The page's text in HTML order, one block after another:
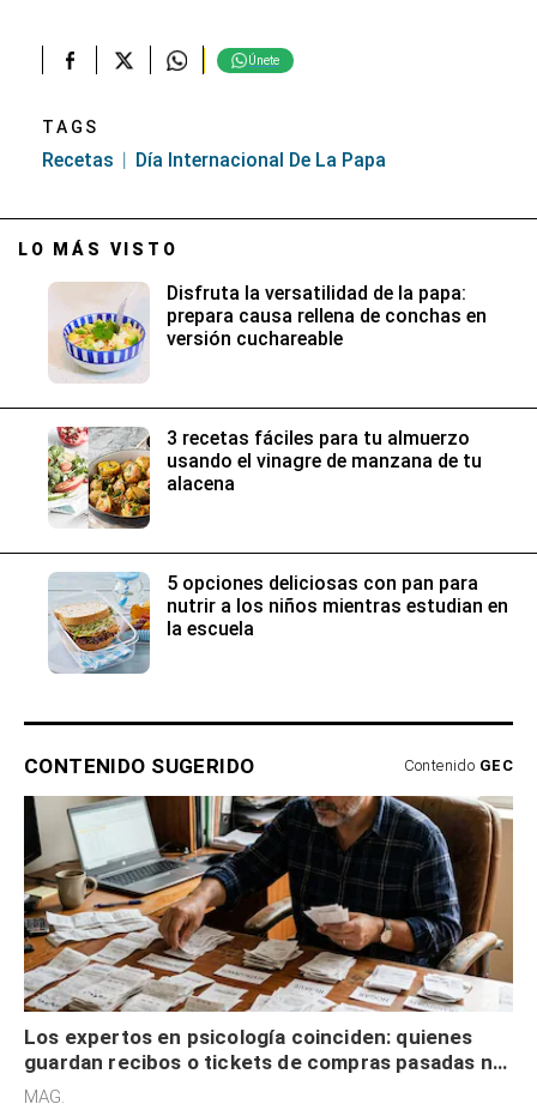
Únete
TAGS
Recetas Día Internacional De La Papa
LO MÁS VISTO
Disfruta la versatilidad de la papa:
prepara causa rellena de conchas en
versión cuchareable
3 recetas fáciles para tu almuerzo
usando el vinagre de manzana de tu
alacena
5 opciones deliciosas con pan para
nutrir a los niños mientras estudian en
la escuela
CONTENIDO SUGERIDO Contenido GEC
Los expertos en psicología coinciden: quienes
guardan recibos o tickets de compras pasadas no
son acumuladores, sino que tienen necesidad de
MAG.